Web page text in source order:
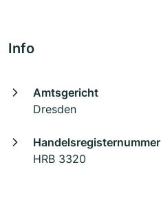
Info
Amtsgericht
Dresden
Handelsregisternummer
HRB 3320